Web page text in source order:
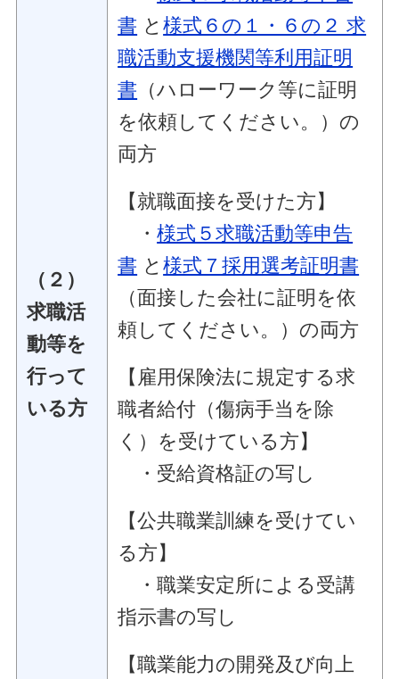
（２）
求職活
動等を
行って
いる方
書 と様式６の１・６の２ 求
職活動支援機関等利用証明
書 （ハローワーク等に証明
を依頼してください。）の
両方
【就職面接を受けた方】
・様式５求職活動等申告
書 と様式７採用選考証明書
（面接した会社に証明を依
頼してください。）の両方
【雇用保険法に規定する求
職者給付（傷病手当を除
く）を受けている方】
・受給資格証の写し
【公共職業訓練を受けてい
る方】
・職業安定所による受講
指示書の写し
【職業能力の開発及び向上